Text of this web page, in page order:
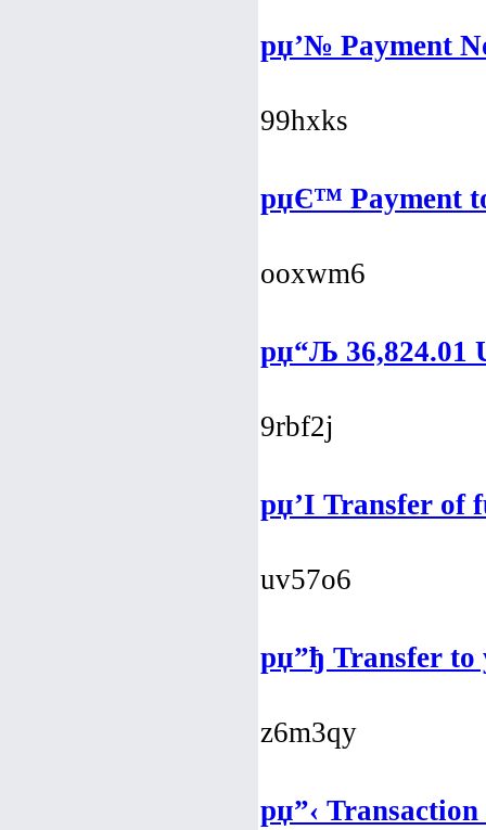
рџ’№ Payment
99hxks
рџЄ™ Payment
ooxwm6
рџ“Љ 36,824.01
9rbf2j
рџ’І Transfer of
uv57o6
рџ”ђ Transfer to
z6m3qy
рџ”‹